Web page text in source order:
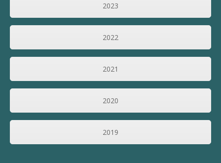
2023
2022
2021
2020
2019